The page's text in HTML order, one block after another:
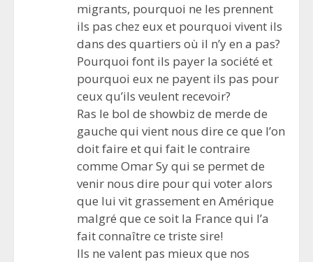
migrants, pourquoi ne les prennent
ils pas chez eux et pourquoi vivent ils
dans des quartiers où il n’y en a pas?
Pourquoi font ils payer la société et
pourquoi eux ne payent ils pas pour
ceux qu’ils veulent recevoir?
Ras le bol de showbiz de merde de
gauche qui vient nous dire ce que l’on
doit faire et qui fait le contraire
comme Omar Sy qui se permet de
venir nous dire pour qui voter alors
que lui vit grassement en Amérique
malgré que ce soit la France qui l’a
fait connaître ce triste sire!
Ils ne valent pas mieux que nos